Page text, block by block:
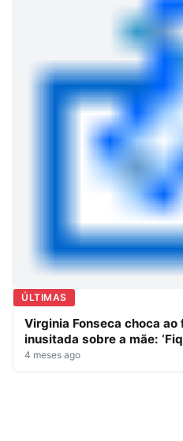
ÚLTIMAS
Virginia Fonseca choca
inusitada sobre a mãe:
4 meses ago